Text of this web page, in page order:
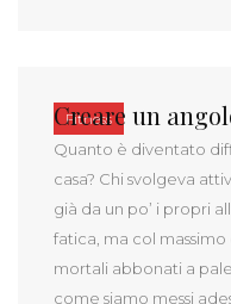
Fitness
Creare un
Quanto è diventato
casa? Chi svolgeva
già da un po’ i propri
fatica, ma col
mortali abbonati a
come siamo messi